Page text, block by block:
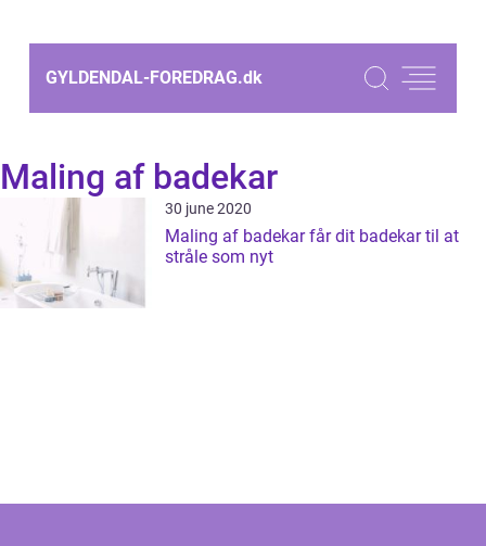
GYLDENDAL-FOREDRAG.dk
Maling af badekar
30 june 2020
Maling af badekar får dit badekar til at
stråle som nyt